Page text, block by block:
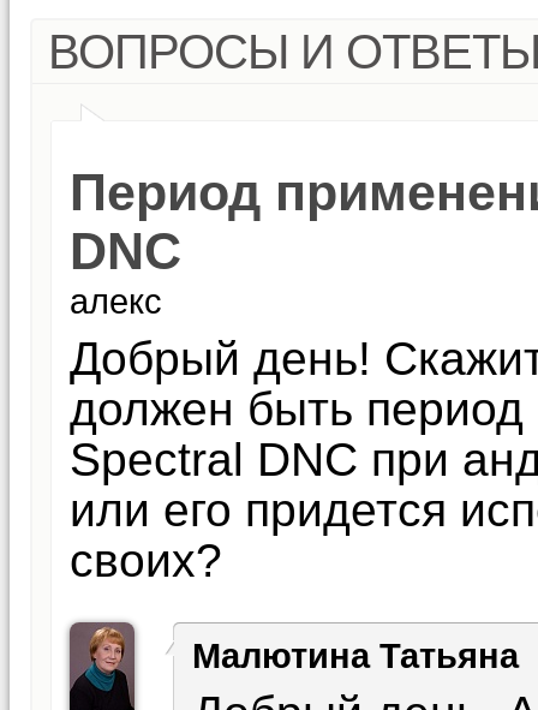
ВОПРОСЫ И
Период
DNC
алекс
Добрый день!
должен быть
Spectral DNC при
или его придется
своих?
Малютина Татьяна